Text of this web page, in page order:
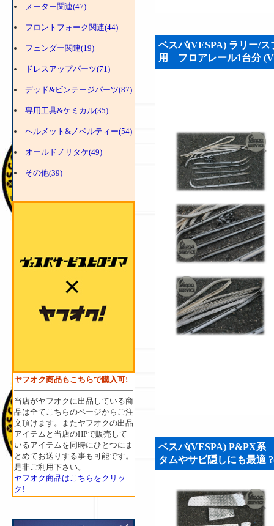
メーター関連(47)
フロントフォーク関連(44)
フェンダー関連(19)
ドレスアップパーツ(71)
デッド&ビンテージパーツ(87)
専用工具&ケミカル(35)
ヘルメット&ノベルティー(54)
オールドノリタケ(49)
その他(39)
ヤフオク商品もこちらで購入可!
当店がヤフオクに出品している商
品は全てこちらのページからご注
文頂けます。またヤフオクの出品
アイテムと当店のHPで販売して
いるアイテムを同時にひとつにま
とめてお送りする事も可能です。
是非ご利用下さい。
ヤフオク商品はこちらをクリッ
ク!
ベスパ(VESPA) ラリー/
用 フロアレール1台分
ベスパ(VESPA) P&PX
タムやサビ隠しにも最適